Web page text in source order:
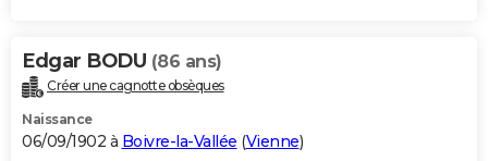
Edgar BODU (86 ans)
Créer une cagnotte obsèques
Naissance
06/09/1902 à Boivre-la-Vallée (Vienne)